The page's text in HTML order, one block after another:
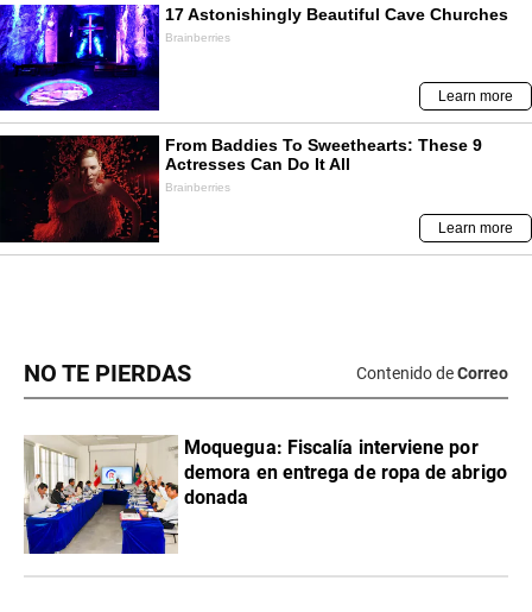
NO TE PIERDAS Contenido deCorreo
Moquegua: Fiscalía interviene por
demora en entrega de ropa de abrigo
donada